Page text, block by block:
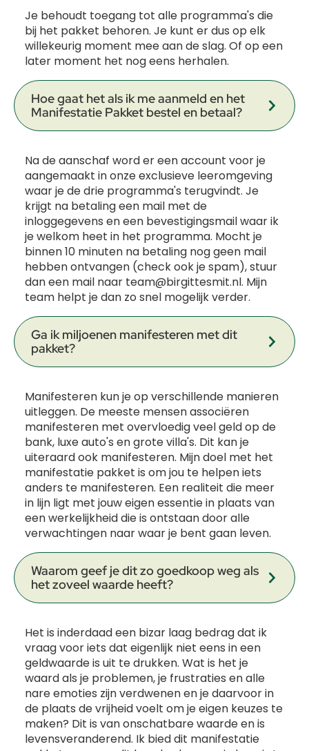
Je behoudt toegang tot alle programma's die
bij het pakket behoren. Je kunt er dus op elk
willekeurig moment mee aan de slag. Of op een
later moment het nog eens herhalen.
Hoe gaat het als ik me aanmeld en het
Manifestatie Pakket bestel en betaal?
Na de aanschaf word er een account voor je
aangemaakt in onze exclusieve leeromgeving
waar je de drie programma's terugvindt. Je
krijgt na betaling een mail met de
inloggegevens en een bevestigingsmail waar ik
je welkom heet in het programma. Mocht je
binnen 10 minuten na betaling nog geen mail
hebben ontvangen (check ook je spam), stuur
dan een mail naar team@birgittesmit.nl. Mijn
team helpt je dan zo snel mogelijk verder.
Ga ik miljoenen manifesteren met dit
pakket?
Manifesteren kun je op verschillende manieren
uitleggen. De meeste mensen associëren
manifesteren met overvloedig veel geld op de
bank, luxe auto's en grote villa's. Dit kan je
uiteraard ook manifesteren. Mijn doel met het
manifestatie pakket is om jou te helpen iets
anders te manifesteren. Een realiteit die meer
in lijn ligt met jouw eigen essentie in plaats van
een werkelijkheid die is ontstaan door alle
verwachtingen naar waar je bent gaan leven.
Waarom geef je dit zo goedkoop weg als
het zoveel waarde heeft?
Het is inderdaad een bizar laag bedrag dat ik
vraag voor iets dat eigenlijk niet eens in een
geldwaarde is uit te drukken. Wat is het je
waard als je problemen, je frustraties en alle
nare emoties zijn verdwenen en je daarvoor in
de plaats de vrijheid voelt om je eigen keuzes te
maken? Dit is van onschatbare waarde en is
levensveranderend. Ik bied dit manifestatie